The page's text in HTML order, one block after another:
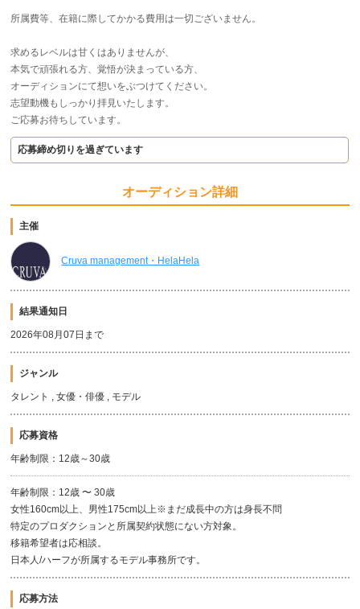
所属費等、在籍に際してかかる費用は一切ございません。
求めるレベルは甘くはありませんが、
本気で頑張れる方、覚悟が決まっている方、
オーディションにて想いをぶつけてください。
志望動機もしっかり拝見いたします。
ご応募お待ちしています。
応募締め切りを過ぎています
オーディション詳細
主催
Cruva management・HelaHela
結果通知日
2026年08月07日まで
ジャンル
タレント , 女優・俳優 , モデル
応募資格
年齢制限：12歳～30歳
年齢制限：12歳 〜 30歳
女性160cm以上、男性175cm以上※まだ成長中の方は身長不問
特定のプロダクションと所属契約状態にない方対象。
移籍希望者は応相談。
日本人/ハーフが所属するモデル事務所です。
応募方法